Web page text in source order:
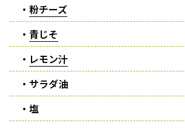
・ 粉チーズ
・ 青じそ
・ レモン汁
・サラダ油
・塩